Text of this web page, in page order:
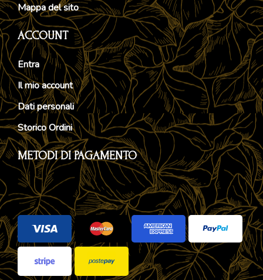
Mappa del sito
ACCOUNT
Entra
Il mio account
Dati personali
Storico Ordini
METODI DI PAGAMENTO